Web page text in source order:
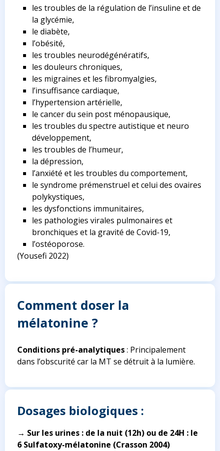
les troubles de la régulation de l’insuline et de
la glycémie,
le diabète,
l’obésité,
les troubles neurodégénératifs,
les douleurs chroniques,
les migraines et les fibromyalgies,
l’insuffisance cardiaque,
l’hypertension artérielle,
le cancer du sein post ménopausique,
les troubles du spectre autistique et neuro
développement,
les troubles de l’humeur,
la dépression,
l’anxiété et les troubles du comportement,
le syndrome prémenstruel et celui des ovaires
polykystiques,
les dysfonctions immunitaires,
les pathologies virales pulmonaires et
bronchiques et la gravité de Covid-19,
l’ostéoporose.
(Yousefi 2022)
Comment doser la
mélatonine ?
Conditions pré-analytiques: Principalement
dans l’obscurité car la MT se détruit à la lumière.
Dosages biologiques :
→ Sur les urines : de la nuit (12h) ou de 24H : le
6 Sulfatoxy-mélatonine (Crasson 2004)